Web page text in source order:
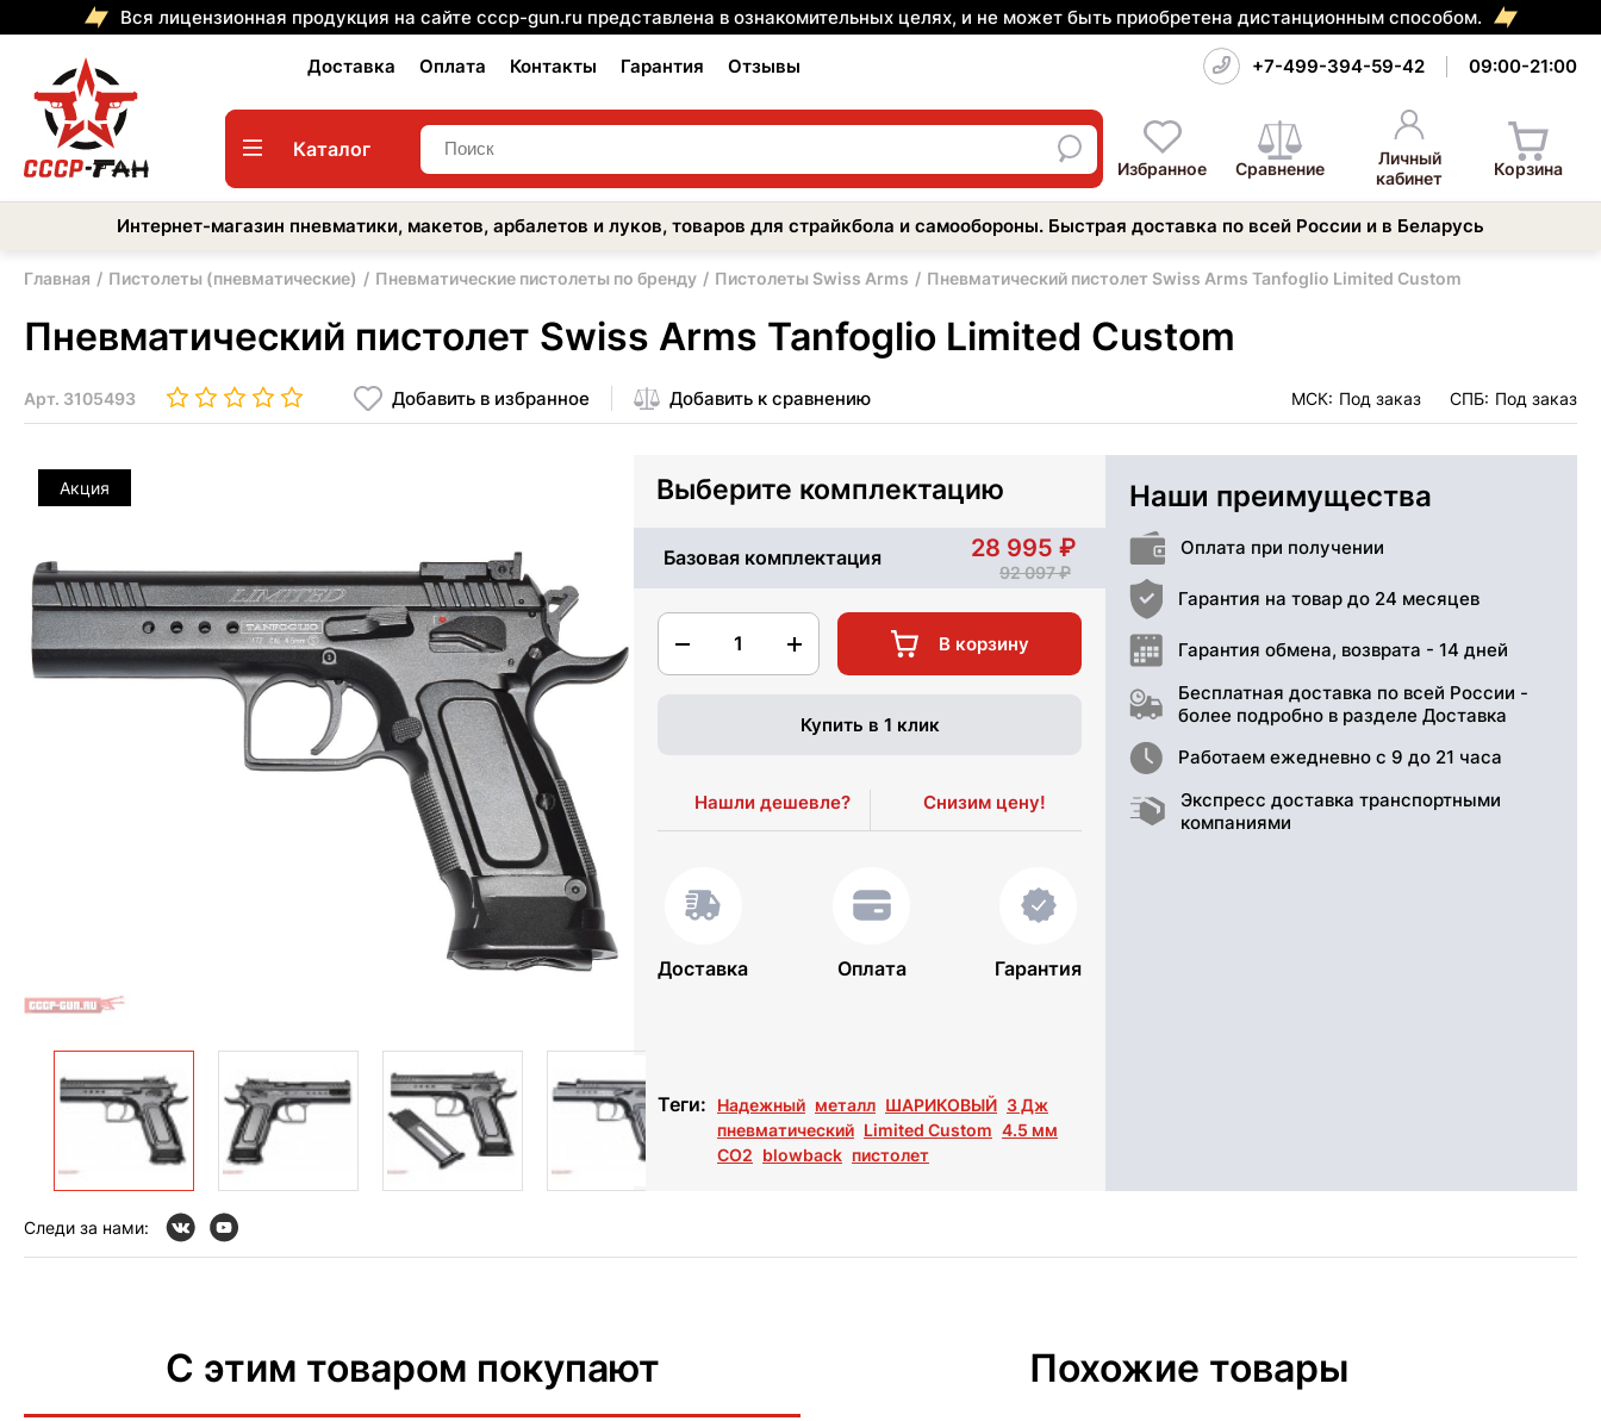
Вся лицензионная продукция на сайте cccp-gun.ru представлена в ознакомительных целях, и не может быть приобретена дистанционным способом.
Доставка Оплата Контакты Гарантия Отзывы +7-499-394-59-42 09:00-21:00
Каталог
Избранное Сравнение
Личный
кабинет
Корзина
Интернет-магазин пневматики, макетов, арбалетов и луков, товаров для страйкбола и самообороны. Быстрая доставка по всей России и в Беларусь
Главная Пистолеты (пневматические) Пневматические пистолеты по бренду Пистолеты Swiss Arms Пневматический пистолет Swiss Arms Tanfoglio Limited Custom
Пневматический пистолет Swiss Arms Tanfoglio Limited Custom
Арт. 3105493 Добавить в избранное Добавить к сравнению МСК: Под заказ СПБ: Под заказ
Акция Выберите комплектацию
Базовая комплектация 28 995
92 097
1 В корзину
Купить в 1 клик
Нашли дешевле? Снизим цену!
Доставка Оплата Гарантия
Теги: Надежный металл ШАРИКОВЫЙ 3 Дж
пневматический Limited Custom 4.5 мм
СО2 blowback пистолет
Наши преимущества
Оплата при получении
Гарантия на товар до 24 месяцев
Гарантия обмена, возврата - 14 дней
Бесплатная доставка по всей России -
более подробно в разделе Доставка
Работаем ежедневно с 9 до 21 часа
Экспресс доставка транспортными
компаниями
Следи за нами:
С этим товаром покупают Похожие товары